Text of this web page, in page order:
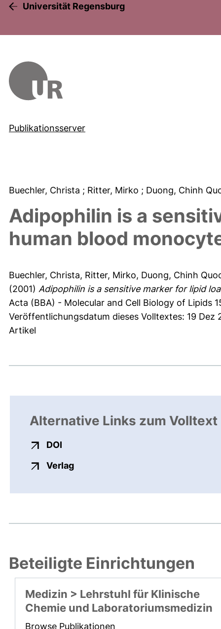
Universität Regensburg
Publikationsserver
Buechler, Christa ; Ritter, Mirko ; Duong, Chinh
Adipophilin is a
human blood
Buechler, Christa, Ritter, Mirko, Duong, Chinh
(2001) Adipophilin is a sensitive marker for lipid
Acta (BBA) - Molecular and Cell Biology of Lipids
Veröffentlichungsdatum dieses Volltextes: 19 Dez
Artikel
Alternative Links zum Volltext
DOI
Verlagexterner Link, öffnet neues
Beteiligte Einrichtungen
Medizin > Lehrstuhl für Klinische
Chemie und Laboratoriumsmedizin
Browse Publikationen